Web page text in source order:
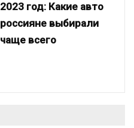
2023 год: Какие авто
россияне выбирали
чаще всего